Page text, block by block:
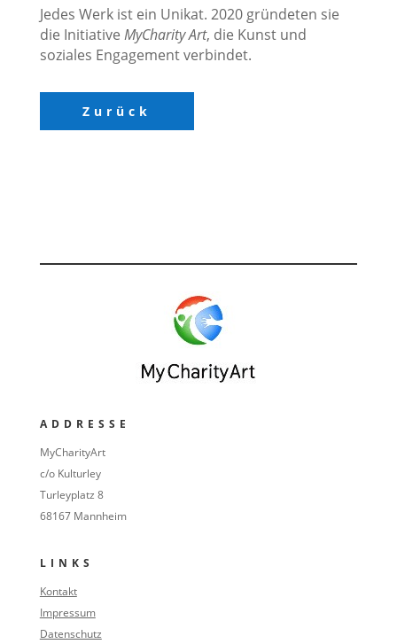
Jedes Werk ist ein Unikat. 2020 gründeten sie
die Initiative MyCharityArt, die Kunst und
soziales Engagement verbindet.
Zurück
ADDRESSE
MyCharityArt
c/o Kulturley
Turleyplatz 8
68167 Mannheim
LINKS
Kontakt
Impressum
Datenschutz